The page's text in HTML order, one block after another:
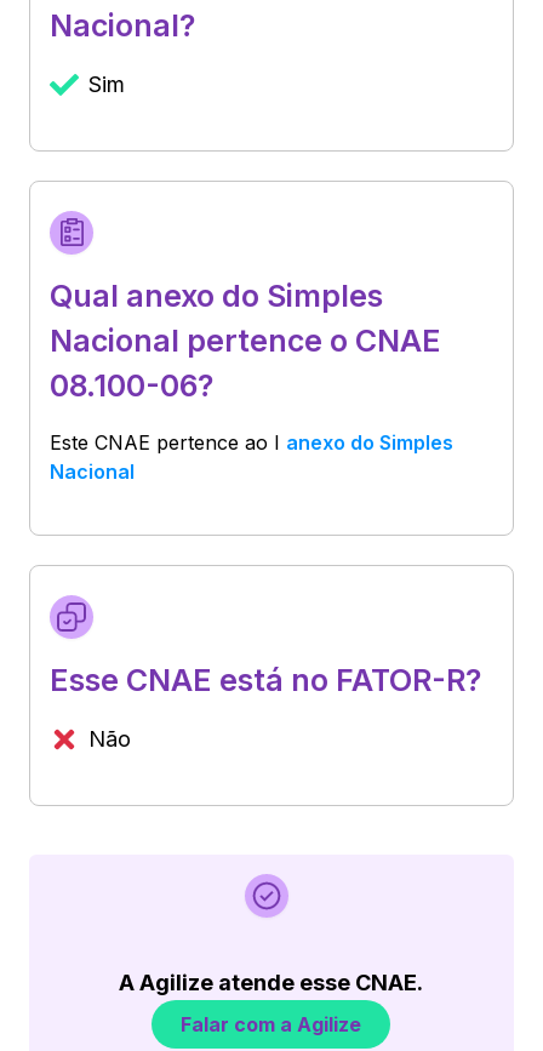
Nacional?
Sim
Qual anexo do Simples
Nacional pertence o CNAE
08.100-06?
Este CNAE pertence ao I anexo do Simples
Nacional
Esse CNAE está no FATOR-R?
Não
A Agilize atende esse CNAE.
Falar com a Agilize